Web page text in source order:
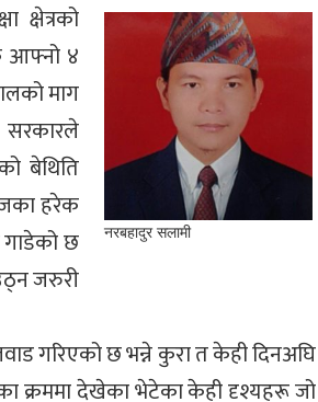
नरबहादुर सलामी
क्षेत्रको
आफ्नो ४
माग
बेथिति
हरेक
गाडेको छ
जरुरी
गरिएको छ भन्ने कुरा त केही दिनअघि
क्रममा देखेका भेटेका केही दृश्यहरू जो